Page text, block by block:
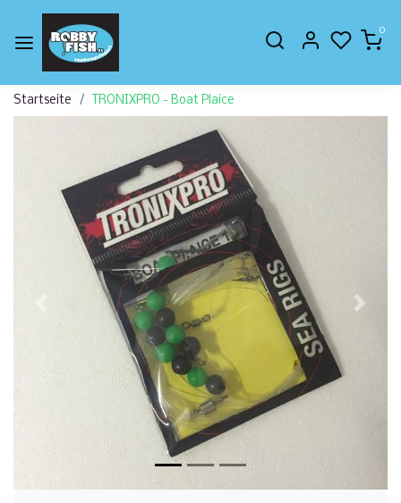
0
Startseite TRONIXPRO - Boat Plaice
Zurück